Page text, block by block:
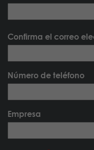
Confirma el correo
Número de teléfono
Empresa